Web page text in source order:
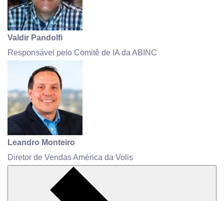
Valdir Pandolfi
Responsável pelo Comitê de IA da ABINC
Leandro Monteiro
Diretor de Vendas América da Volis